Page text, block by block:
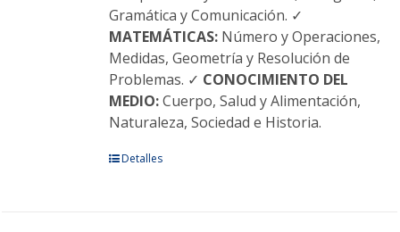
Gramática y Comunicación. ✓
MATEMÁTICAS:Número y Operaciones,
Medidas, Geometría y Resolución de
Problemas. ✓ CONOCIMIENTO DEL
MEDIO:Cuerpo, Salud y Alimentación,
Naturaleza, Sociedad e Historia.
EsteDetalles